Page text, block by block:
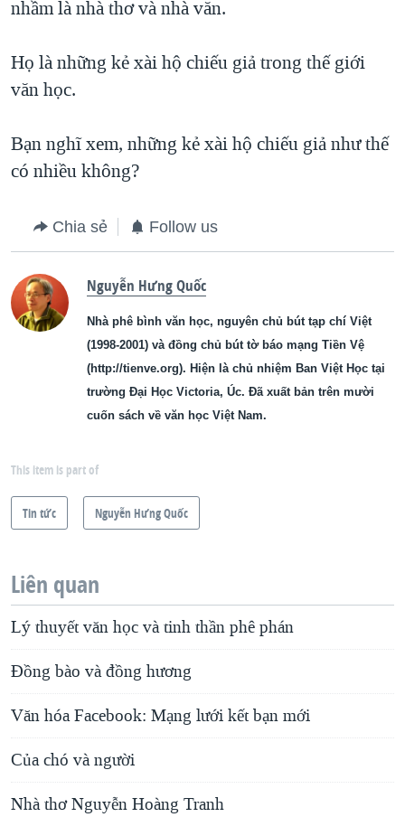
nhầm là nhà thơ và nhà văn.
Họ là những kẻ xài hộ chiếu giả trong thế giới
văn học.
Bạn nghĩ xem, những kẻ xài hộ chiếu giả như thế
có nhiều không?
Chia sẻ Follow us
Nguyễn Hưng Quốc
Nhà phê bình văn học, nguyên chủ bút tạp chí Việt
(1998-2001) và đồng chủ bút tờ báo mạng Tiền Vệ
(http://tienve.org). Hiện là chủ nhiệm Ban Việt Học tại
trường Đại Học Victoria, Úc. Đã xuất bản trên mười
cuốn sách về văn học Việt Nam.
This item is part of
Tin tức Nguyễn Hưng Quốc
Liên quan
Lý thuyết văn học và tinh thần phê phán
Đồng bào và đồng hương
Văn hóa Facebook: Mạng lưới kết bạn mới
Của chó và người
Nhà thơ Nguyễn Hoàng Tranh